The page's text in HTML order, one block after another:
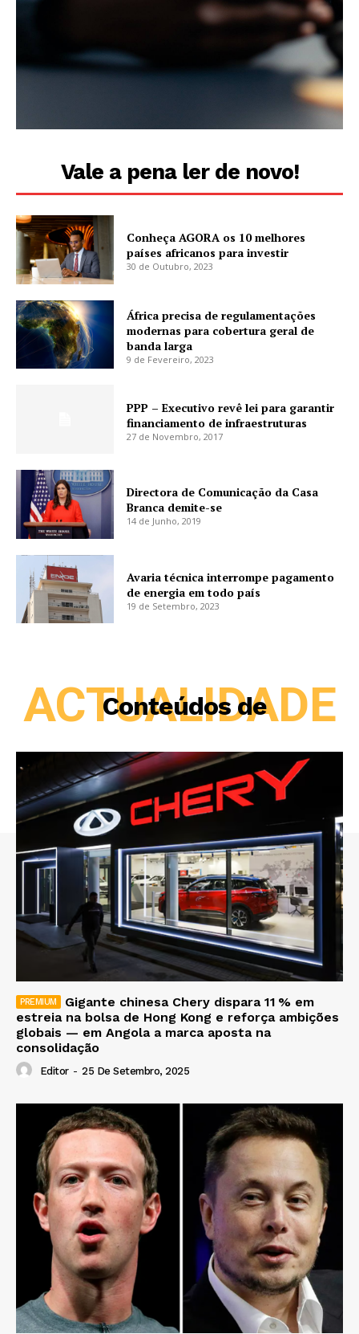
Vale a pena ler de novo!
Conheça AGORA os 10 melhores
países africanos para investir
30 de Outubro, 2023
África precisa de regulamentações
modernas para cobertura geral de
banda larga
9 de Fevereiro, 2023
PPP – Executivo revê lei para garantir
financiamento de infraestruturas
27 de Novembro, 2017
Directora de Comunicação da Casa
Branca demite-se
14 de Junho, 2019
Avaria técnica interrompe pagamento
de energia em todo país
19 de Setembro, 2023
Conteúdos de
ACTUALIDADE
Gigante chinesa Chery dispara 11 % em
estreia na bolsa de Hong Kong e reforça ambições
globais — em Angola a marca aposta na
consolidação
Editor - 25 De Setembro, 2025